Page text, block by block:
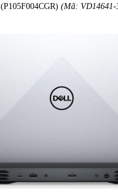
(P105F004CGR) (Mã: VD14641-